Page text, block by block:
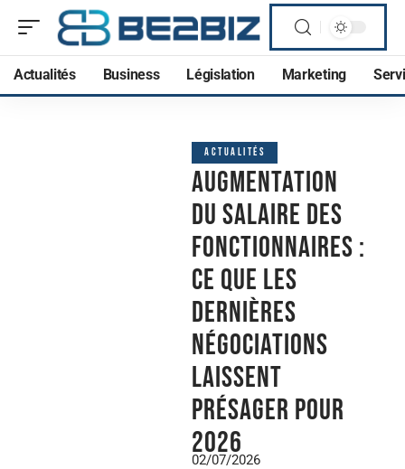
Actualités Business Législation Marketing
ACTUALITÉS
Augmentation
du salaire des
fonctionnaires :
ce que les
dernières
négociations
laissent
présager pour
2026
02/07/2026